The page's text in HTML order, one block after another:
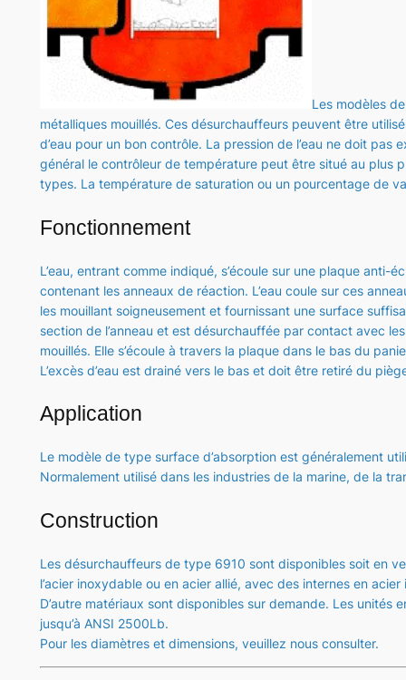
Les modèles
métalliques mouillés. Ces désurchauffeurs peuvent être
d’eau pour un bon contrôle. La pression de l’eau ne doit
général le contrôleur de température peut être situé au plus
types. La température de saturation ou un pourcentage de
Fonctionnement
L’eau, entrant comme indiqué, s’écoule sur une plaque
contenant les anneaux de réaction. L’eau coule sur ces
les mouillant soigneusement et fournissant une surface
section de l’anneau et est désurchauffée par contact avec
mouillés. Elle s’écoule à travers la plaque dans le bas du
L’excès d’eau est drainé vers le bas et doit être retiré du
Application
Le modèle de type surface d’absorption est généralement
Normalement utilisé dans les industries de la marine, de la
Construction
Les désurchauffeurs de type 6910 sont disponibles soit en
l’acier inoxydable ou en acier allié, avec des internes en
D’autre matériaux sont disponibles sur demande. Les unités
jusqu’à ANSI 2500Lb.
Pour les diamètres et dimensions, veuillez nous consulter.